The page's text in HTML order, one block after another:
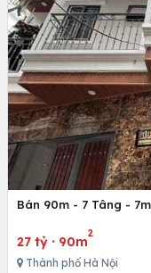
Bán 90m - 7 Tâng -
27 tỷ · 90m
2
Thành phố Hà Nội